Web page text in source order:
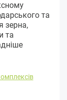
та
зерна,
та